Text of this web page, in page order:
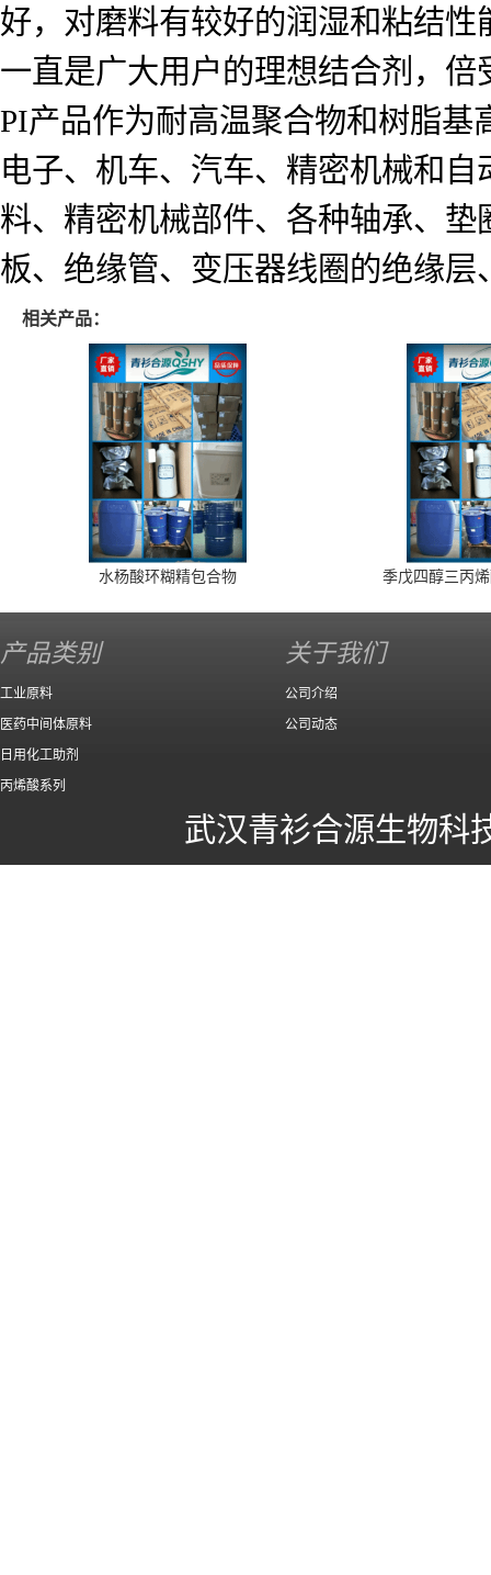
好，对磨料有较好的润湿和粘结
一直是广大用户的理想结合剂，倍
PI产品作为耐高温聚合物和树脂
电子、机车、汽车、精密机械和
料、精密机械部件、各种轴承、
板、绝缘管、变压器线圈的绝缘
相关产品：
水杨酸环糊精包合物 季戊四醇三丙
产品类别
工业原料
医药中间体原料
日用化工助剂
丙烯酸系列
关于我们
公司介绍
公司动态
武汉青衫合源生物科